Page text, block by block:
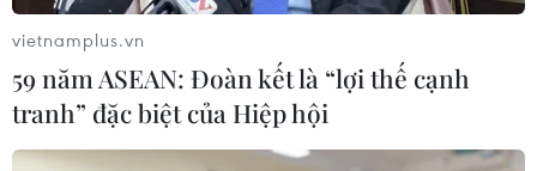
vietnamplus.vn
59 năm ASEAN: Đoàn kết là “lợi thế cạnh
tranh” đặc biệt của Hiệp hội